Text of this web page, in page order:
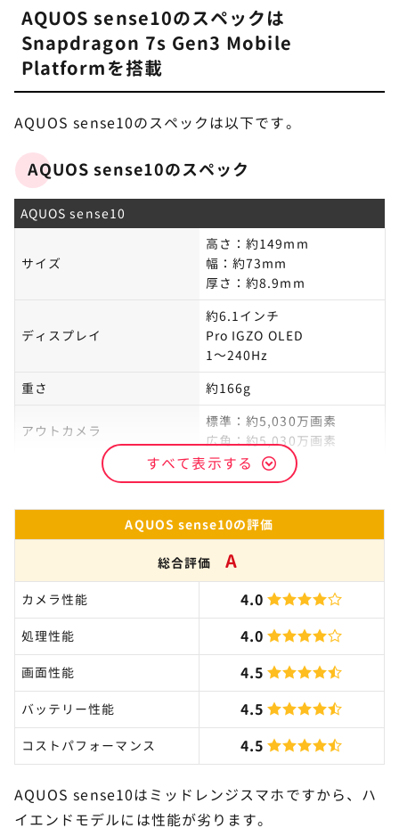
AQUOS sense10のスペックは
Snapdragon 7s Gen3 Mobile
Platformを搭載
AQUOS sense10のスペックは以下です。
AQUOS sense10のスペック
AQUOS sense10
サイズ
高さ：約149mm
幅：約73mm
厚さ：約8.9mm
ディスプレイ
約6.1インチ
Pro IGZO OLED
1～240Hz
重さ
約166g
アウトカメラ
標準：約5,030万画素
広角：約5,030万画素
約3,200万画素
すべて表示する
AQUOS sense10の評価
総合評価 A
カメラ性能 4.0
処理性能 4.0
画面性能 4.5
バッテリー性能 4.5
コストパフォーマンス 4.5
AQUOS sense10はミッドレンジスマホですから、ハ
イエンドモデルには性能が劣ります。